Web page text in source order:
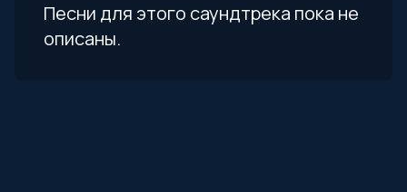
Песни для этого саундтрека пока не
описаны.